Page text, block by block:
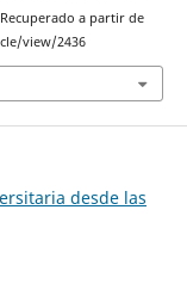
Recuperado a partir de
view/2436
desde las